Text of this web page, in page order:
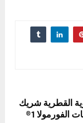
st
o
ail
ar
e
القطرية شريك
1®